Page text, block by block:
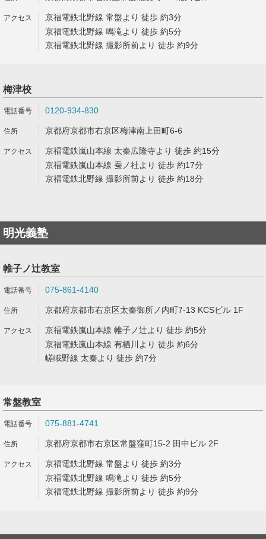
京福電鉄北野線 常盤より 徒歩 約3分
京福電鉄北野線 鳴滝より 徒歩 約5分
京福電鉄北野線 撮影所前より 徒歩 約9分
梅津校
0120-934-830
京都府京都市右京区梅津南上田町6-6
京福電鉄嵐山本線 太秦広隆寺より 徒歩 約15分
京福電鉄嵐山本線 蚕ノ社より 徒歩 約17分
京福電鉄北野線 撮影所前より 徒歩 約18分
明光義塾
帷子ノ辻教室
075-861-4140
京都府京都市右京区太秦御所ノ内町7-13 KCSビル 1F
京福電鉄嵐山本線 帷子ノ辻より 徒歩 約5分
京福電鉄嵐山本線 有栖川より 徒歩 約6分
嵯峨野線 太秦より 徒歩 約7分
常盤教室
075-881-4741
京都府京都市右京区常盤窪町15-2 田中ビル 2F
京福電鉄北野線 常盤より 徒歩 約3分
京福電鉄北野線 鳴滝より 徒歩 約5分
京福電鉄北野線 撮影所前より 徒歩 約9分